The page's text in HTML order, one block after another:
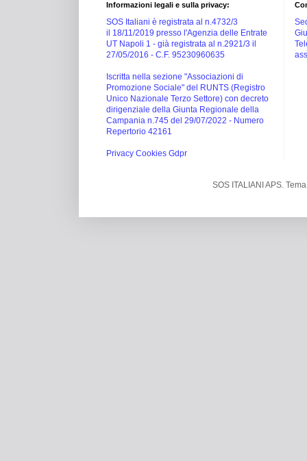
Informazioni legali e sulla privacy:
SOS Italiani è registrata al n.4732/3
il 18/11/2019 presso l'Agenzia delle Entrate
UT Napoli 1 - già registrata al n.2921/3 il
27/05/2016 - C.F. 95230960635
Iscritta nella sezione "Associazioni di
Promozione Sociale" del RUNTS (Registro
Unico Nazionale Terzo Settore) con decreto
dirigenziale della Giunta Regionale della
Campania n.745 del 29/07/2022 - Numero
Repertorio 42161
Privacy Cookies Gdpr
SOS ITALIANI APS.